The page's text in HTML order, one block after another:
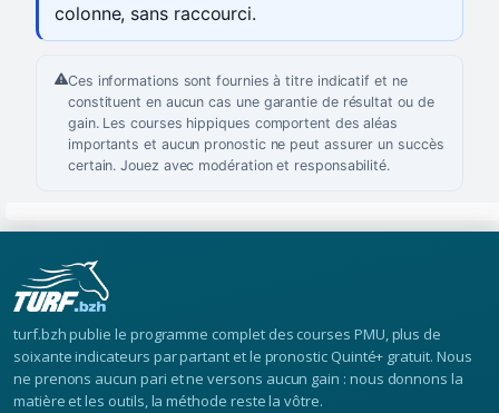
colonne, sans raccourci.
Ces informations sont fournies à titre indicatif et ne
constituent en aucun cas une garantie de résultat ou de
gain. Les courses hippiques comportent des aléas
importants et aucun pronostic ne peut assurer un succès
certain. Jouez avec modération et responsabilité.
turf.bzh publie le programme complet des courses PMU, plus de
soixante indicateurs par partant et le pronostic Quinté+ gratuit. Nous
ne prenons aucun pari et ne versons aucun gain : nous donnons la
matière et les outils, la méthode reste la vôtre.